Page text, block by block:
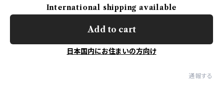
International shipping available
Add to cart
日本国内にお住まいの方向け
通報する